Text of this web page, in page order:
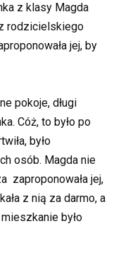
z klasy Magda
rodzicielskiego
jej, by
pokoje, długi
Cóż, to było po
było
osób. Magda nie
zaproponowała jej,
z nią za darmo, a
było